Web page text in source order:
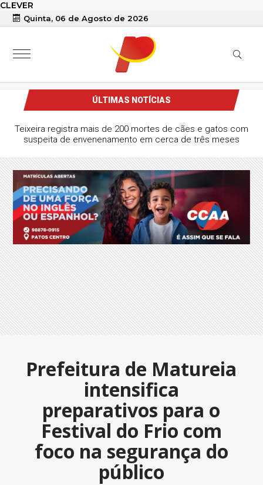
CLEVER
Quinta, 06 de Agosto de 2026
ÚLTIMAS NOTÍCIAS
Teixeira registra mais de 200 mortes de cães e gatos com
suspeita de envenenamento em cerca de três meses
Prefeitura de Matureia
intensifica
preparativos para o
Festival do Frio com
foco na segurança do
público